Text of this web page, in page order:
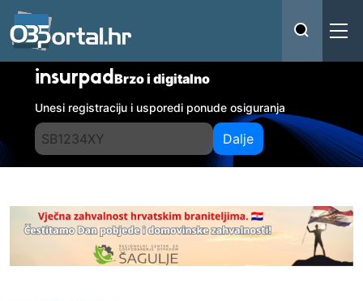
insurpadBrzo i digitalno
Unesi registraciju i usporedi ponude osiguranja
Dalje